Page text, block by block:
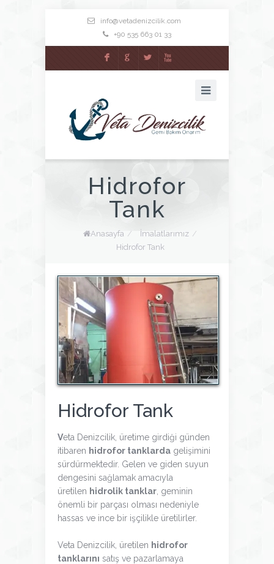
info@vetadenizcilik.com
+90 535 663 01 33
F G L X
Hidrofor
Tank
Anasayfa / İmalatlarımız /
Hidrofor Tank
Hidrofor Tank
Veta Denizcilik, üretime girdiği günden
itibaren hidrofor tanklarda gelişimini
sürdürmektedir. Gelen ve giden suyun
dengesini sağlamak amacıyla
üretilen hidrolik tanklar , geminin
önemli bir parçası olması nedeniyle
hassas ve ince bir işçilikle üretilirler.
Veta Denizcilik, üretilen hidrofor
tanklarını satış ve pazarlamaya